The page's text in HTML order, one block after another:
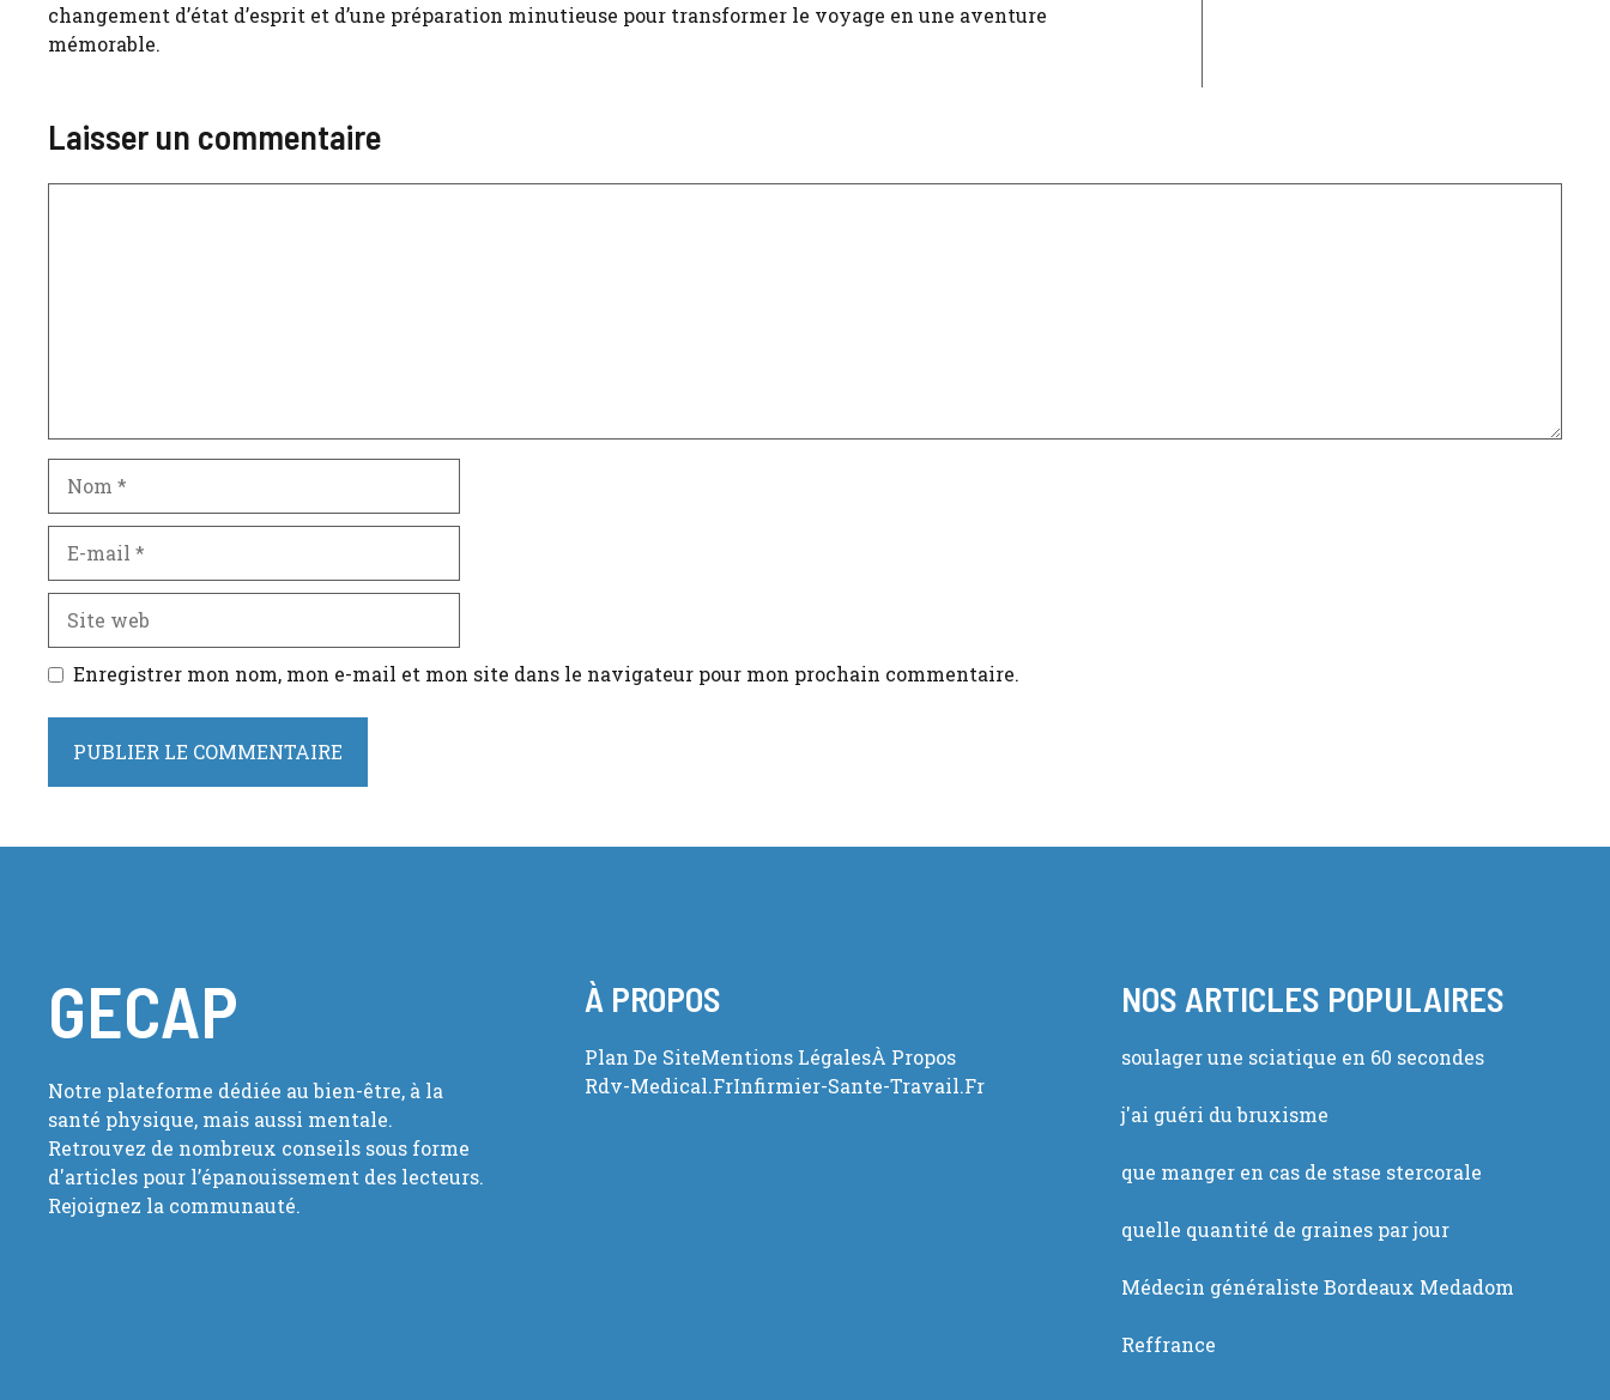
changement d’état d’esprit et d’une préparation minutieuse pour transformer le voyage en une aventure
mémorable.
Laisser un commentaire
mail
web
Enregistrer mon nom, mon e-mail et mon site dans le navigateur pour mon prochain commentaire.
GECAP
Notre plateforme dédiée au bien-être, à la
santé physique, mais aussi mentale.
Retrouvez de nombreux conseils sous forme
d'articles pour l’épanouissement des lecteurs.
Rejoignez la communauté.
À PROPOS
Plan De SiteMentions LégalesÀ Propos
Rdv-Medical.frInfirmier-Sante-Travail.fr
NOS ARTICLES POPULAIRES
soulager une sciatique en 60 secondes
j'ai guéri du bruxisme
que manger en cas de stase stercorale
quelle quantité de graines par jour
Médecin généraliste Bordeaux Medadom
Reffrance